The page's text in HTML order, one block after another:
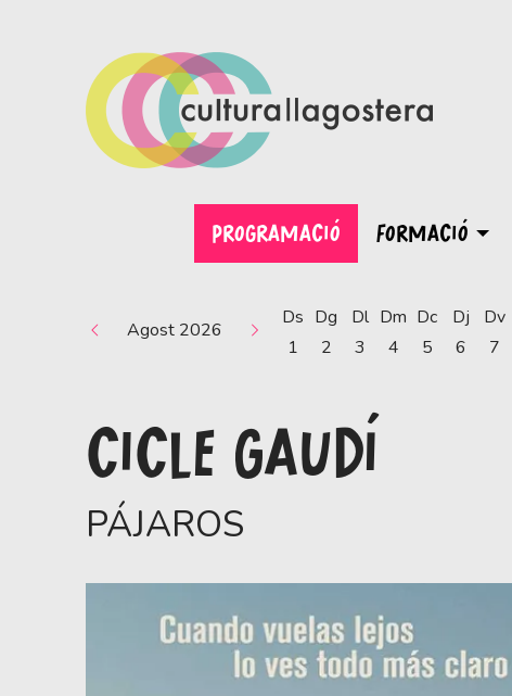
PROGRAMACIÓ FORMACIÓ
Agost 2026
Ds
1
Dg
2
Dl
3
Dm
4
Dc
5
Dj
6
Dv
7
CICLE GAUDÍ
PÁJAROS